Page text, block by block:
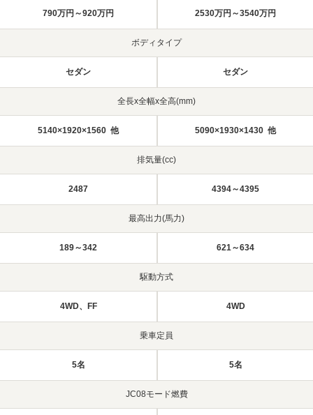
790万円～920万円 2530万円～3540万円
ボディタイプ
セダン セダン
全長x全幅x全高(mm)
5140×1920×1560 他 5090×1930×1430 他
排気量(cc)
2487 4394～4395
最高出力(馬力)
189～342 621～634
駆動方式
4WD、FF 4WD
乗車定員
5名 5名
JC08モード燃費